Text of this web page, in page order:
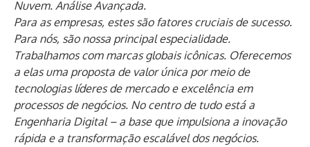
Nuvem. Análise Avançada.
Para as empresas, estes são fatores cruciais de sucesso.
Para nós, são nossa principal especialidade.
Trabalhamos com marcas globais icônicas. Oferecemos
a elas uma proposta de valor única por meio de
tecnologias líderes de mercado e excelência em
processos de negócios. No centro de tudo está a
Engenharia Digital – a base que impulsiona a inovação
rápida e a transformação escalável dos negócios.